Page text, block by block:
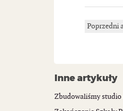
Poprzedni
Inne artykuły
Zbudowaliśmy